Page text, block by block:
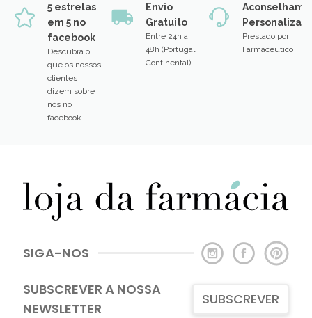
5 estrelas
em 5 no
facebook
Descubra o
que os nossos
clientes
dizem sobre
nós no
facebook
Envio
Gratuito
Entre 24h a
48h (Portugal
Continental)
Prestado por
Farmacêutico
SIGA-NOS
SUBSCREVER A NOSSA
NEWSLETTER
SUBSCREVER